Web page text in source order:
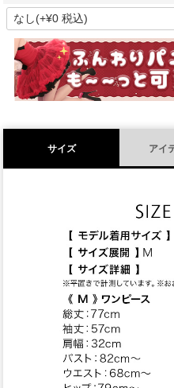
(
須
)
サイズ アイ